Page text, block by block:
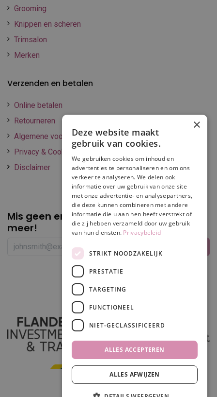
In winkelwagen
Grooming
Knippen en scheren
Trimsalon
Merken
Verzenden en betalen
Online betalen
Retourneren
Algemene voorwaarden
Privacy & Cookie policy
Disclaimer
Mis geen enkelepromotie of korting
meer!
×
Deze website maakt
gebruik van cookies.
We gebruiken cookies om inhoud en
advertenties te personaliseren en om ons
verkeer te analyseren. We delen ook
informatie over uw gebruik van onze site
met onze advertentie- en analysepartners,
die deze kunnen combineren met andere
informatie die u aan hen heeft verstrekt of
die zij hebben verzameld door uw gebruik
van hun diensten. Privacybeleid
STRIKT NOODZAKELIJK
PRESTATIE
TARGETING
FUNCTIONEEL
NIET-GECLASSIFICEERD
ALLES ACCEPTEREN
ALLES AFWIJZEN